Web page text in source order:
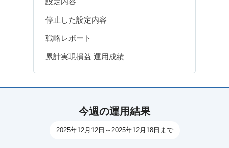
今週の運用結果
2025年12月12日～2025年12月18日まで
停止した設定内容
戦略レポート
累計実現損益 運用成績